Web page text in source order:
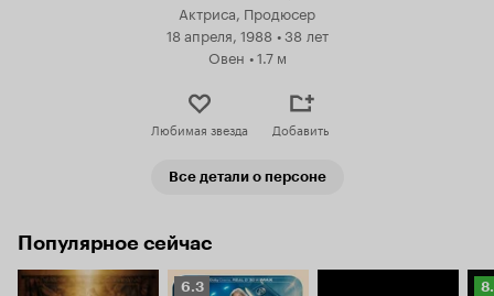
Актриса, Продюсер
18 апреля, 1988 •38 лет
Овен •1.7 м
Любимая звезда Добавить
Все детали о персоне
Популярное сейчас
Рейтинг
6.3